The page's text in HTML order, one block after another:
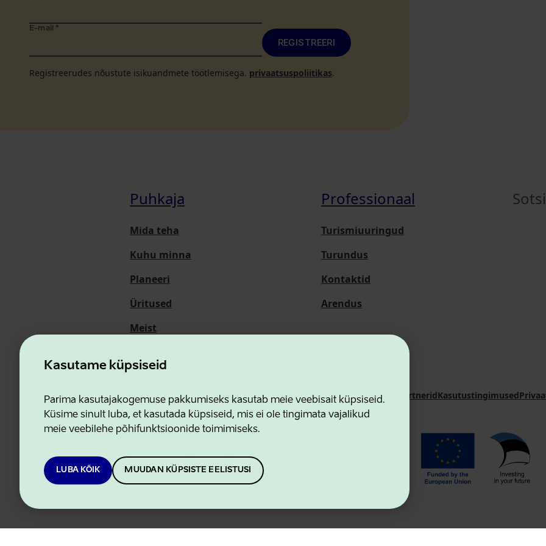
Kasutame küpsiseid
Parima kasutajakogemuse pakkumiseks kasutab meie veebisait küpsiseid.
Küsime sinult luba, et kasutada küpsiseid, mis ei ole tingimata vajalikud
meie veebilehe põhifunktsioonide toimimiseks.
LUBA KÕIK MUUDAN KÜPSISTE EELISTUSI
E-mail *
REGISTREERI
Registreerudes nõustute isikuandmete töötlemisega. privaatsuspoliitikas.
Puhkaja
Mida teha
Kuhu minna
Planeeri
Üritused
Meist
Professionaal
Turismiuuringud
Turundus
Kontaktid
Arendus
Ettevõtluse ja Innovatsiooni SihtasutusKontaktidKoostööpartneridKasutustingimused